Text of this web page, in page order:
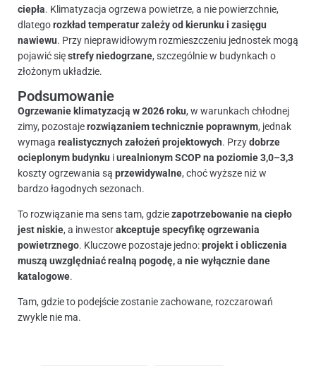
ciepła. Klimatyzacja ogrzewa powietrze, a nie powierzchnie,
dlategorozkład temperatur zależy od kierunku i zasięgu
nawiewu. Przy nieprawidłowym rozmieszczeniu jednostek mogą
pojawić sięstrefy niedogrzane, szczególnie w budynkach o
złożonym układzie.
Podsumowanie
Ogrzewanie klimatyzacją w 2026 roku, w warunkach chłodnej
zimy, pozostajerozwiązaniem technicznie poprawnym, jednak
wymaga realistycznych założeń projektowych. Przydobrze
ocieplonym budynku iurealnionym SCOP na poziomie 3,0–3,3
koszty ogrzewania są przewidywalne, choć wyższe niż w
bardzo łagodnych sezonach.
To rozwiązanie ma sens tam, gdziezapotrzebowanie na ciepło
jest niskie, a inwestorakceptuje specyfikę ogrzewania
powietrznego. Kluczowe pozostaje jedno:projekt i obliczenia
muszą uwzględniać realną pogodę, a nie wyłącznie dane
katalogowe.
Tam, gdzie to podejście zostanie zachowane, rozczarowań
zwykle nie ma.